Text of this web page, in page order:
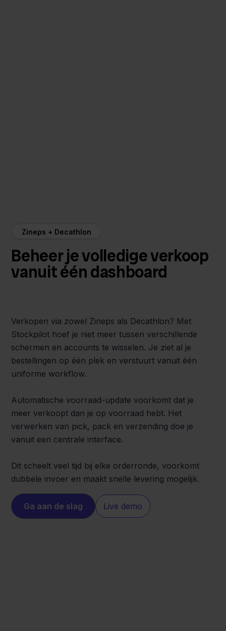
Zineps + Decathlon
Beheer je volledige verkoop
vanuit één dashboard
Verkopen via zowel Zineps als Decathlon? Met
Stockpilot hoef je niet meer tussen verschillende
schermen en accounts te wisselen. Je ziet al je
bestellingen op één plek en verstuurt vanuit één
uniforme workflow.
Automatische voorraad-update voorkomt dat je
meer verkoopt dan je op voorraad hebt. Het
verwerken van pick, pack en verzending doe je
vanuit een centrale interface.
Dit scheelt veel tijd bij elke orderronde, voorkomt
dubbele invoer en maakt snelle levering mogelijk.
Ga aan de slag Live demo